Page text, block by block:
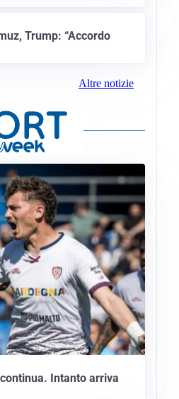
Trump: “Accordo
Altre notizie
Intanto arriva